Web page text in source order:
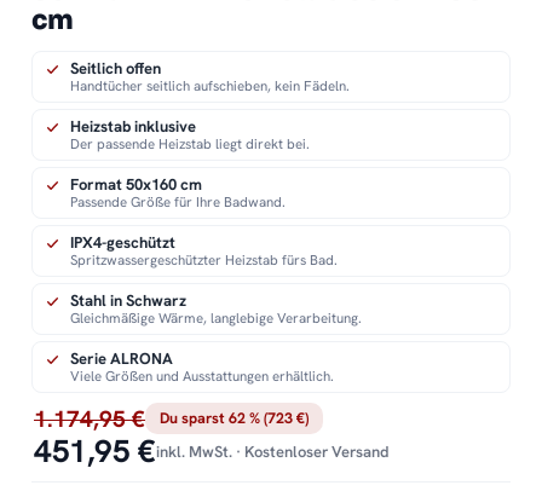
cm
1.174,95 € Du sparst 62 % (723 €)
451,95 €inkl. MwSt. · Kostenloser Versand
Seitlich offen
Handtücher seitlich aufschieben, kein Fädeln.
Heizstab inklusive
Der passende Heizstab liegt direkt bei.
Format 50x160 cm
Passende Größe für Ihre Badwand.
IPX4-geschützt
Spritzwassergeschützter Heizstab fürs Bad.
Stahl in Schwarz
Gleichmäßige Wärme, langlebige Verarbeitung.
Serie ALRONA
Viele Größen und Ausstattungen erhältlich.